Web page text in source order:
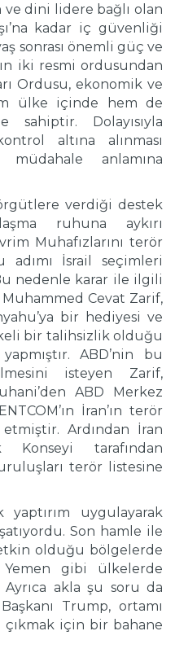
ve dini lidere bağlı olan
kadar iç güvenliği
sonrası önemli güç ve
iki resmi ordusundan
Ordusu, ekonomik ve
ülke içinde hem de
sahiptir. Dolayısıyla
altına alınması
anlamına
verdiği destek
ruhuna aykırı
Muhafızlarını terör
adımı İsrail seçimleri
nedenle karar ile ilgili
Muhammed Cevat Zarif,
bir hediyesi ve
bir talihsizlik olduğu
ABD’nin bu
isteyen Zarif,
ABD Merkez
İran’ın terör
etmiştir. Ardından İran
tarafından
terör listesine
yaptırım uygulayarak
Son hamle ile
olduğu bölgelerde
gibi ülkelerde
Ayrıca akla şu soru da
Trump, ortamı
için bir bahane